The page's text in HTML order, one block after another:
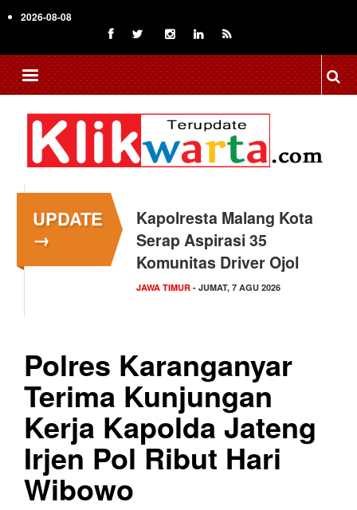
to
content
2026-08-08
UPDATE
→
Kapolresta Malang Kota
Serap Aspirasi 35
Komunitas Driver Ojol
JAWA TIMUR - JUMAT, 7 AGU 2026
Polres Karanganyar
Terima Kunjungan
Kerja Kapolda Jateng
Irjen Pol Ribut Hari
Wibowo